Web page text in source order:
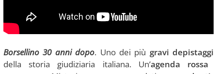
Borsellino 30 anni dopo. Uno dei più gravi depistaggi
della storia giudiziaria italiana. Un’agenda rossa